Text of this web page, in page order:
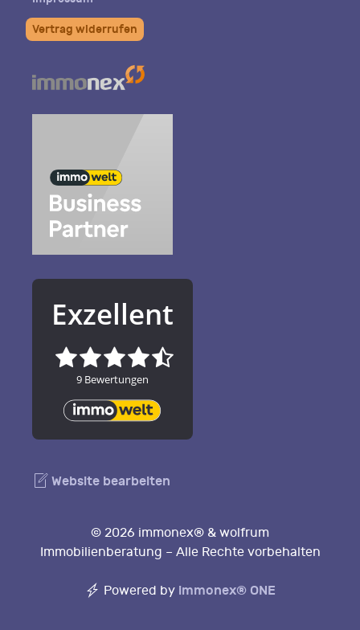
Vertrag widerrufen
Website bearbeiten
© 2026 immonex® & wolfrum
Immobilienberatung – Alle Rechte vorbehalten
Powered by immonex® ONE